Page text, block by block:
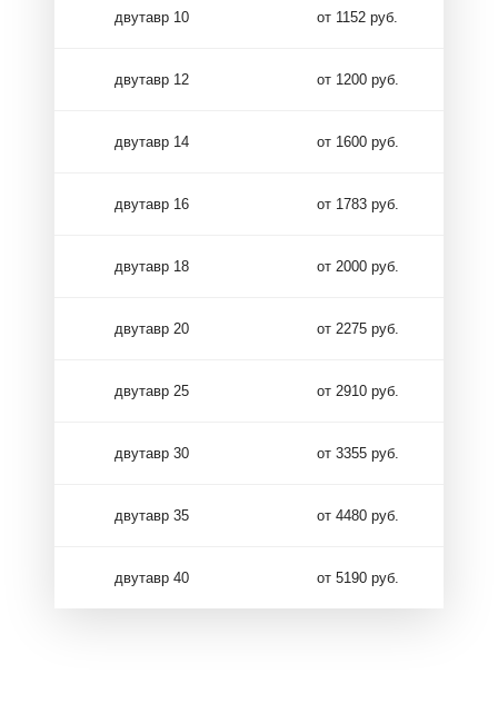
двутавр 10 от 1152 руб.
двутавр 12 от 1200 руб.
двутавр 14 от 1600 руб.
двутавр 16 от 1783 руб.
двутавр 18 от 2000 руб.
двутавр 20 от 2275 руб.
двутавр 25 от 2910 руб.
двутавр 30 от 3355 руб.
двутавр 35 от 4480 руб.
двутавр 40 от 5190 руб.